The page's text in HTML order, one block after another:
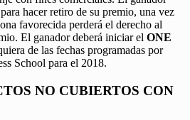
hacer retiro de su premio, una vez
favorecida perderá el derecho al
El ganador deberá iniciar el ONE
de las fechas programadas por
School para el 2018.
NO CUBIERTOS CON